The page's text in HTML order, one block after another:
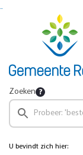
Ga naar de inhoud van
Ga naar het zoeken
Zoeken
U bevindt zich hier: